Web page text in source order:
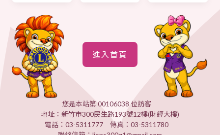
進入首頁
您是本站第 00106038 位訪客
地址：新竹市300民生路193號12樓(財經大樓)
電話：03-5311777 傳真：03-5311780